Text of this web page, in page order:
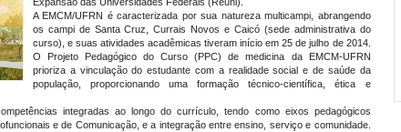
A EMCM/UFRN é caracterizada por sua natureza multicampi, abrangendo
os campi de Santa Cruz, Currais Novos e Caicó (sede administrativa do
curso), e suas atividades acadêmicas tiveram início em 25 de julho de 2014.
O Projeto Pedagógico do Curso (PPC) de medicina da EMCM-UFRN
prioriza a vinculação do estudante com a realidade social e de saúde da
população, proporcionando uma formação técnico-científica, ética e
integradas ao longo do currículo, tendo como eixos pedagógicos
e de Comunicação, e a integração entre ensino, serviço e comunidade.